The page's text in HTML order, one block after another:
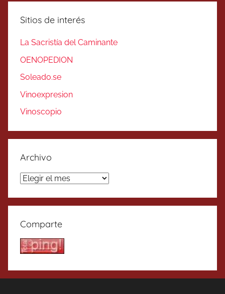
Sitios de interés
La Sacristía del Caminante
OENOPEDION
Soleado.se
Vinoexpresion
Vinoscopio
Archivo
Archivo
Comparte